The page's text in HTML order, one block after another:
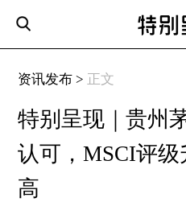
资讯发布 > 正文
特别呈现｜贵州
认可，MSCI评
高